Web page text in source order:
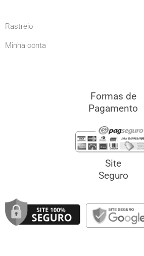
Rastreio
Minha conta
Formas de
Pagamento
Site
Seguro